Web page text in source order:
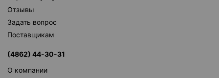
Отзывы
Задать вопрос
Поставщикам
(4862) 44-30-31
О компании